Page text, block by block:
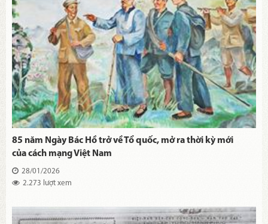
85 năm Ngày Bác Hồ trở về Tổ quốc, mở ra thời kỳ mới
của cách mạng Việt Nam
28/01/2026
2.273 lượt xem